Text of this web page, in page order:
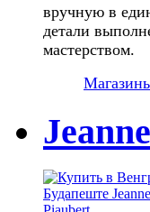
вручную в
детали
мастерством.